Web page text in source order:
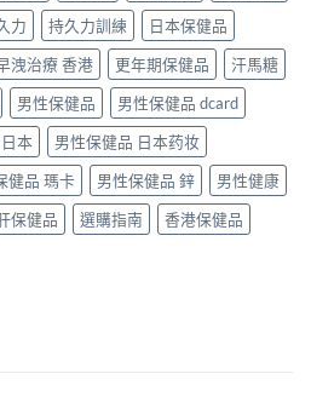
力 持久力訓練
日本保健品
洩治療 香港 更年期保健品
汗馬糖
男性保健品
男性保健品 dcard
本
男性保健品 日本药妆
健品 瑪卡 男性保健品 鋅
男性健康
保健品 選購指南
香港保健品